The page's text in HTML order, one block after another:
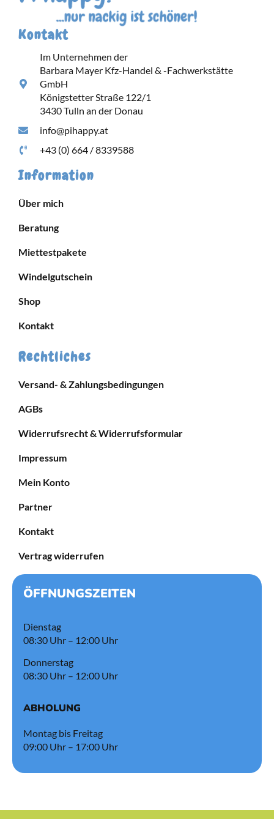
Kontakt
Im Unternehmen der
Barbara Mayer Kfz-Handel & -Fachwerkstätte
GmbH
Königstetter Straße 122/1
3430 Tulln an der Donau
info@pihappy.at
+43 (0) 664 / 8339588
Information
Über mich
Beratung
Miettestpakete
Windelgutschein
Shop
Kontakt
Rechtliches
Versand- & Zahlungsbedingungen
AGBs
Widerrufsrecht & Widerrufsformular
Impressum
Mein Konto
Partner
Kontakt
Vertrag widerrufen
ÖFFNUNGSZEITEN
Dienstag
08:30 Uhr – 12:00 Uhr
Donnerstag
08:30 Uhr – 12:00 Uhr
ABHOLUNG
Montag bis Freitag
09:00 Uhr – 17:00 Uhr